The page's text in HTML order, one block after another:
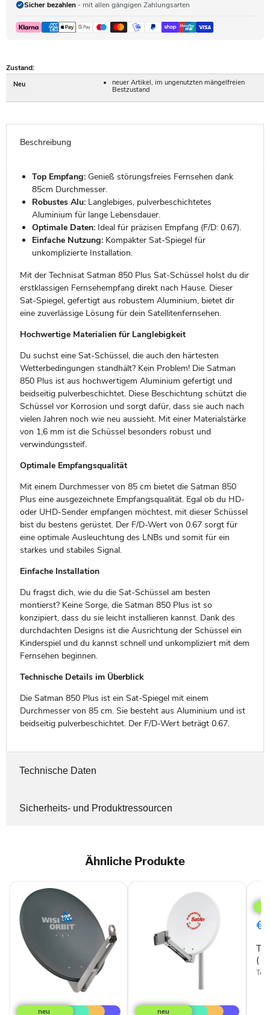
Sicher bezahlen - mit allen gängigen Zahlungsarten
Zustand:
Neu
neuer Artikel, im ungenutzten mängelfreien
Bestzustand
Beschreibung
Top Empfang:Genieß störungsfreies Fernsehen dank
85cm Durchmesser.
Robustes Alu:Langlebiges, pulverbeschichtetes
Aluminium für lange Lebensdauer.
Optimale Daten:Ideal für präzisen Empfang (F/D: 0.67).
Einfache Nutzung:Kompakter Sat-Spiegel für
unkomplizierte Installation.
Mit der Technisat Satman 850 Plus Sat-Schüssel holst du dir
erstklassigen Fernsehempfang direkt nach Hause. Dieser
Sat-Spiegel, gefertigt aus robustem Aluminium, bietet dir
eine zuverlässige Lösung für dein Satellitenfernsehen.
Hochwertige Materialien für Langlebigkeit
Du suchst eine Sat-Schüssel, die auch den härtesten
Wetterbedingungen standhält? Kein Problem! Die Satman
850 Plus ist aus hochwertigem Aluminium gefertigt und
beidseitig pulverbeschichtet. Diese Beschichtung schützt die
Schüssel vor Korrosion und sorgt dafür, dass sie auch nach
vielen Jahren noch wie neu aussieht. Mit einer Materialstärke
von 1,6 mm ist die Schüssel besonders robust und
verwindungssteif.
Optimale Empfangsqualität
Mit einem Durchmesser von 85 cm bietet die Satman 850
Plus eine ausgezeichnete Empfangsqualität. Egal ob du HD-
oder UHD-Sender empfangen möchtest, mit dieser Schüssel
bist du bestens gerüstet. Der F/D-Wert von 0.67 sorgt für
eine optimale Ausleuchtung des LNBs und somit für ein
starkes und stabiles Signal.
Einfache Installation
Du fragst dich, wie du die Sat-Schüssel am besten
montierst? Keine Sorge, die Satman 850 Plus ist so
konzipiert, dass du sie leicht installieren kannst. Dank des
durchdachten Designs ist die Ausrichtung der Schüssel ein
Kinderspiel und du kannst schnell und unkompliziert mit dem
Fernsehen beginnen.
Technische Details im Überblick
Die Satman 850 Plus ist ein Sat-Spiegel mit einem
Durchmesser von 85 cm. Sie besteht aus Aluminium und ist
beidseitig pulverbeschichtet. Der F/D-Wert beträgt 0.67.
Technische Daten
Sicherheits- und Produktressourcen
Ähnliche Produkte
OA85H
CAS
Line
(